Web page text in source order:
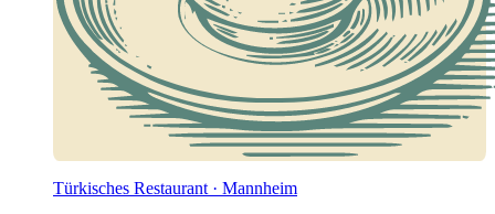
Türkisches Restaurant · Mannheim